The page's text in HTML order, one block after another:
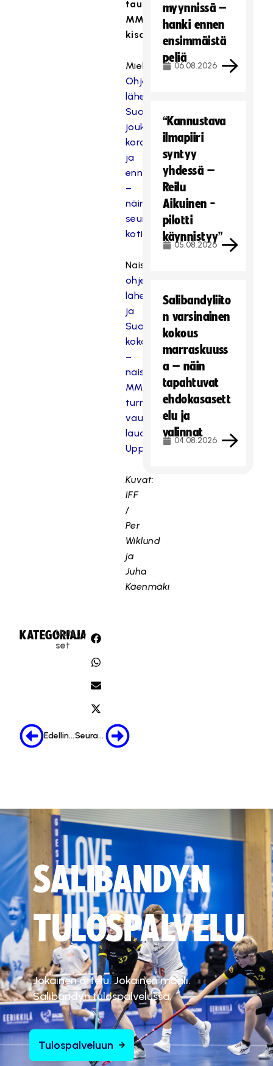
taustatiedot
MM-
kisoista:
Miehet:Tietopaketti:
Ohjelma,
lähetykset,
Suomen
joukkue,
koronainfot
ja
ennakkojutut
–
näin
seuraat
kotikisoja
Naiset:
ohjelma,
lähetysajat
ja
Suomen
kokoonpano
–
naisten
MM-
turnaus
vauhtiin
lauantaina
Uppsalassa
Kuvat:
IFF
/
Per
Wiklund
ja
Juha
Käenmäki
KATEGORIA:
Uuti
set
JAA:
Edellinen Seuraava
myynnissä –
hanki ennen
ensimmäistä
peliä
06.08.2026
“Kannustava
ilmapiiri
syntyy
yhdessä –
Reilu
Aikuinen -
pilotti
käynnistyy”
05.08.2026
Salibandyliito
n varsinainen
kokous
marraskuuss
a – näin
tapahtuvat
ehdokasasett
elu ja
valinnat
04.08.2026
SALIBANDYN
TULOSPALVELU
Jokainen ottelu. Jokainen maali.
Salibandyn tulospalvelussa.
Tulospalveluun